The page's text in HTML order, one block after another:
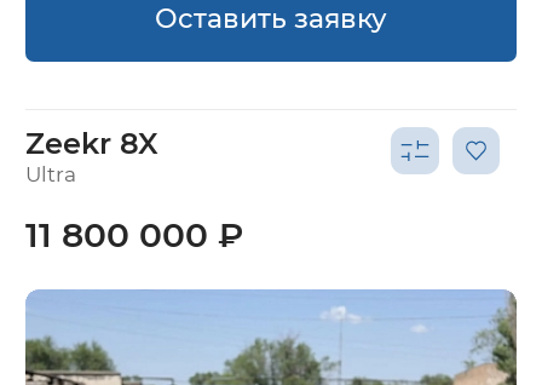
Оставить заявку
Zeekr 8X
Ultra
11 800 000 ₽